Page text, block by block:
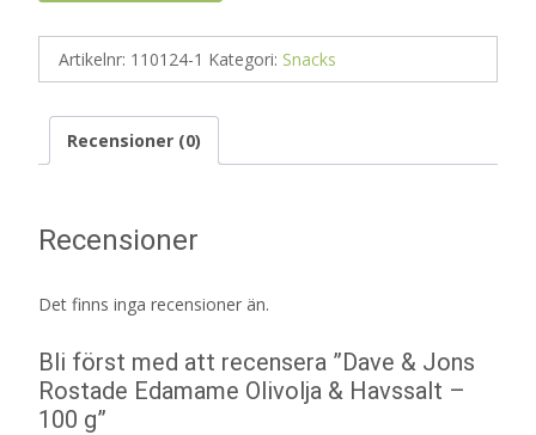
Artikelnr: 110124-1 Kategori: Snacks
Recensioner (0)
Recensioner
Det finns inga recensioner än.
Bli först med att recensera ”Dave & Jons
Rostade Edamame Olivolja & Havssalt –
100 g”